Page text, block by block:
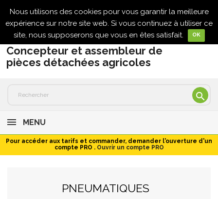
Nous utilisons des cookies pour vous garantir la meilleure
expérience sur notre site web. Si vous continuez à utiliser ce
site, nous supposerons que vous en êtes satisfait.
OK

Concepteur et assembleur de
pièces détachées agricoles

MENU
Pour accéder aux tarifs et commander, demander l'ouverture d'un
compte PRO .Ouvrir un compte PRO
PNEUMATIQUES